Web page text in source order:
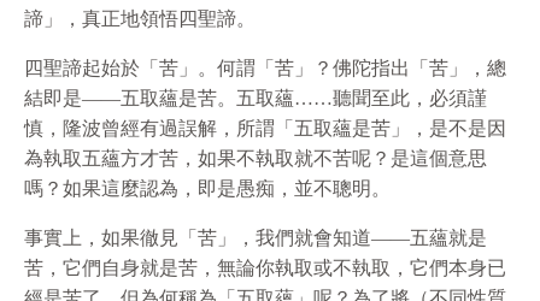
諦」，真正地領悟四聖諦。
四聖諦起始於「苦」。何謂「苦」？佛陀指出「苦」，總
結即是——五取蘊是苦。五取蘊……聽聞至此，必須謹
慎，隆波曾經有過誤解，所謂「五取蘊是苦」，是不是因
為執取五蘊方才苦，如果不執取就不苦呢？是這個意思
嗎？如果這麼認為，即是愚痴，並不聰明。
事實上，如果徹見「苦」，我們就會知道——五蘊就是
苦，它們自身就是苦，無論你執取或不執取，它們本身已